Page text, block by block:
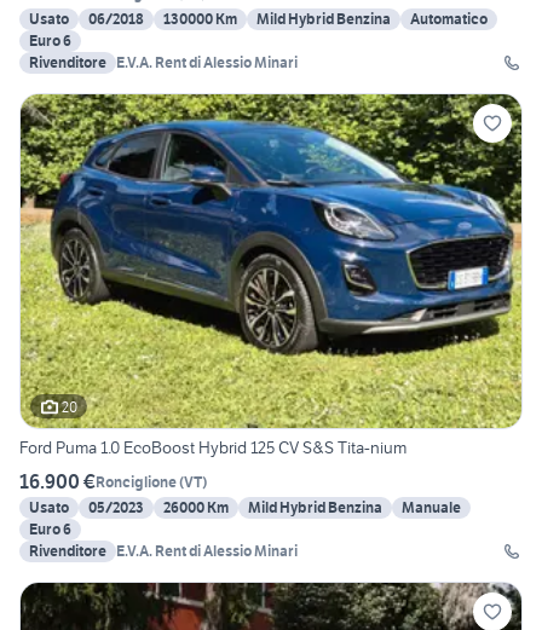
Usato
06/2018 130000 Km Mild Hybrid Benzina
Automatico
Euro 6
Rivenditore E.V.A. Rent di Alessio Minari
20
Ford Puma 1.0 EcoBoost Hybrid 125 CV S&S Tita-nium
16.900 €Ronciglione(VT)
Usato
05/2023 26000 Km Mild Hybrid Benzina
Manuale
Euro 6
Rivenditore E.V.A. Rent di Alessio Minari